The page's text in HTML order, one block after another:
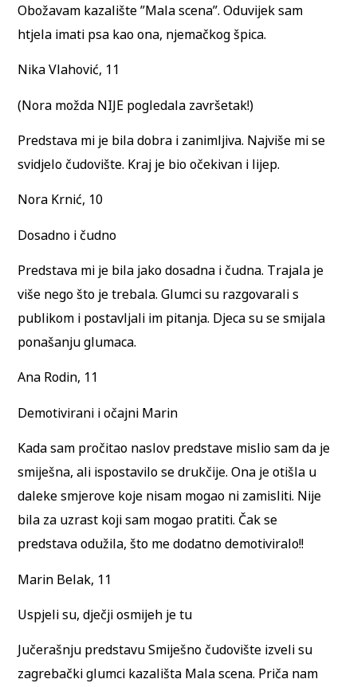
Obožavam kazalište ”Mala scena”. Oduvijek sam
htjela imati psa kao ona, njemačkog špica.
Nika Vlahović, 11
(Nora možda NIJE pogledala završetak!)
Predstava mi je bila dobra i zanimljiva. Najviše mi se
svidjelo čudovište. Kraj je bio očekivan i lijep.
Nora Krnić, 10
Dosadno i čudno
Predstava mi je bila jako dosadna i čudna. Trajala je
više nego što je trebala. Glumci su razgovarali s
publikom i postavljali im pitanja. Djeca su se smijala
ponašanju glumaca.
Ana Rodin, 11
Demotivirani i očajni Marin
Kada sam pročitao naslov predstave mislio sam da je
smiješna, ali ispostavilo se drukčije. Ona je otišla u
daleke smjerove koje nisam mogao ni zamisliti. Nije
bila za uzrast koji sam mogao pratiti. Čak se
predstava odužila, što me dodatno demotiviralo!!
Marin Belak, 11
Uspjeli su, dječji osmijeh je tu
Jučerašnju predstavu Smiješno čudovište izveli su
zagrebački glumci kazališta Mala scena. Priča nam